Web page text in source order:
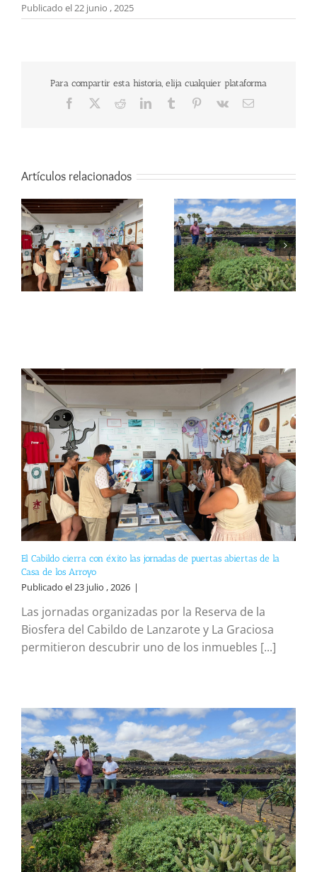
Publicado el 22 junio , 2025
Para compartir esta historia, elija cualquier plataforma
Facebook RedditLinkedInTumblr Pinterest
Vk
Correo
Artículos relacionados
El Cabildo cierra con éxito las jornadas de puertas abiertas de la
Casa de los Arroyo
Publicado el 23 julio , 2026 |
Las jornadas organizadas por la Reserva de la
Biosfera del Cabildo de Lanzarote y La Graciosa
permitieron descubrir uno de los inmuebles [...]